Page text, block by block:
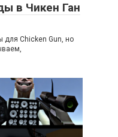
в Чикен Ган
для Chicken Gun, но